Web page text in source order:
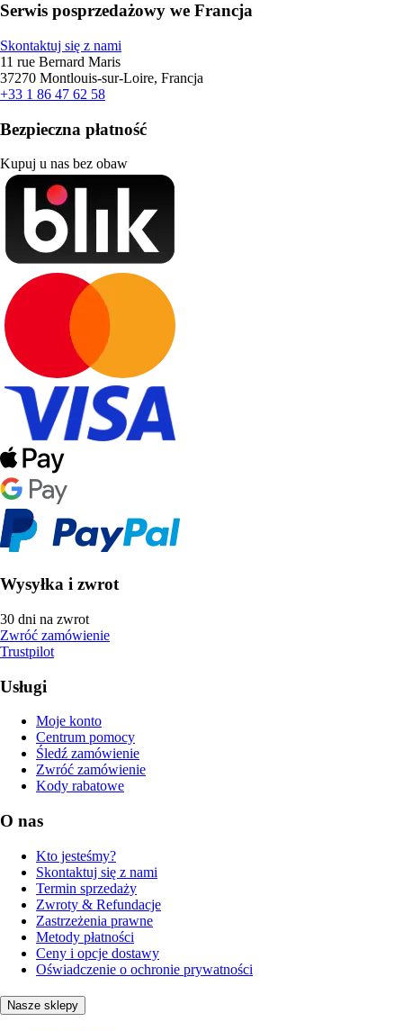
Serwis posprzedażowy we Francja
Skontaktuj się z nami
11 rue Bernard Maris
37270 Montlouis-sur-Loire, Francja
+33 1 86 47 62 58
Bezpieczna płatność
Kupuj u nas bez obaw
Wysyłka i zwrot
30 dni na zwrot
Zwróć zamówienie
Trustpilot
Usługi
Moje konto
Centrum pomocy
Śledź zamówienie
Zwróć zamówienie
Kody rabatowe
O nas
Kto jesteśmy?
Skontaktuj się z nami
Termin sprzedaży
Zwroty & Refundacje
Zastrzeżenia prawne
Metody płatności
Ceny i opcje dostawy
Oświadczenie o ochronie prywatności
Nasze sklepy